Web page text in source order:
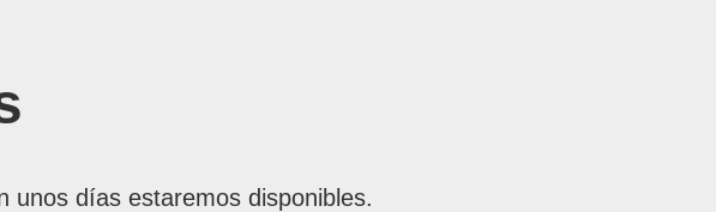
unos días estaremos disponibles.